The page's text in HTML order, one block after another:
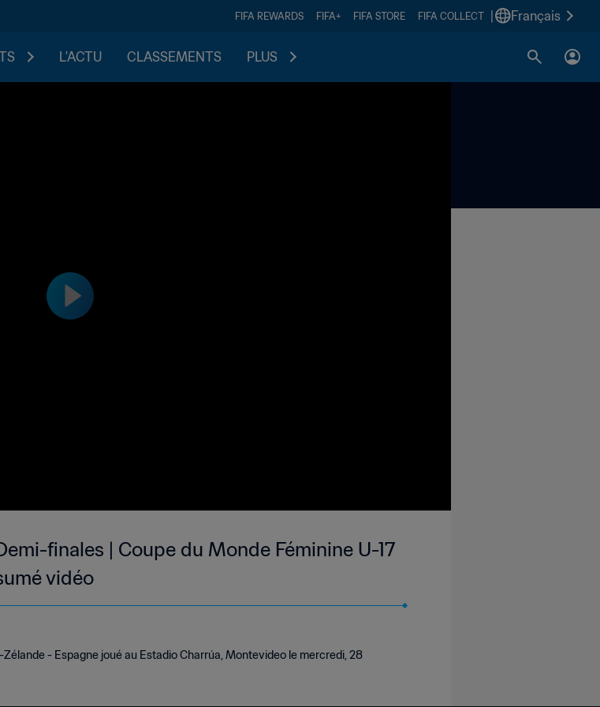
FIFA REWARDS FIFA+ FIFA STORE FIFA COLLECT Français
L'ACTU CLASSEMENTS PLUS
finales | Coupe du Monde Féminine U-17
vidéo
- Espagne joué au Estadio Charrúa, Montevideo le mercredi, 28